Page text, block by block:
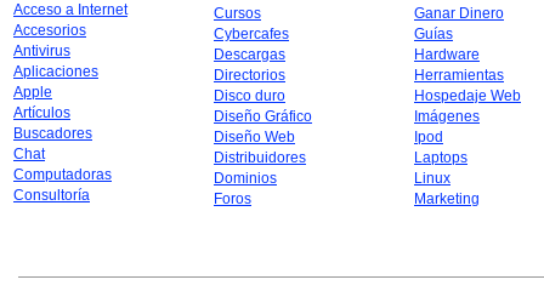
Acceso a Internet
Accesorios
Antivirus
Aplicaciones
Apple
Artículos
Buscadores
Chat
Computadoras
Consultoría
Cursos
Cybercafes
Descargas
Directorios
Disco duro
Diseño Gráfico
Diseño Web
Distribuidores
Dominios
Foros
Ganar Dinero
Guías
Hardware
Herramientas
Hospedaje Web
Imágenes
Ipod
Laptops
Linux
Marketing